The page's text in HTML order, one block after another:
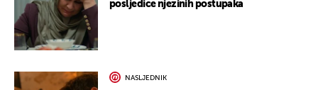
posljedice njezinih postupaka
NASLJEDNIK